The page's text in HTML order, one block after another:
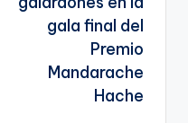
te
gala final del
Premio
Mandarache
Hache